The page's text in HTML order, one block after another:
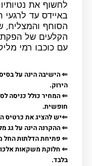
לחשוף את
באיידס עד לרגעי
הסוחף והמצליח,
הקלעים של
עם כוכבו רמי
⇐ הישיבה הינה על
הירוק.
⇐ המחיר כולל כניסה
חופשית.
⇐יש להציג את כרטיס
⇐ ההקרנה הינה על גג מלון
⇐ פתיחת הדלתות החל
בלבד.